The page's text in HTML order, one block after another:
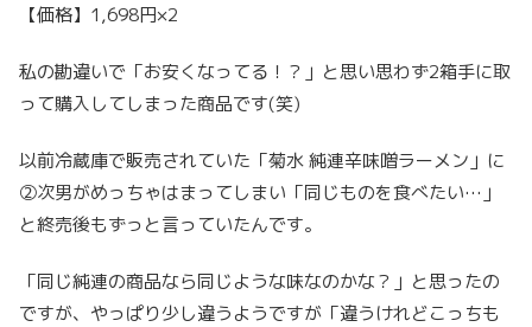
【価格】1,698円×2
私の勘違いで「お安くなってる！？」と思い思わず2箱手に取
って購入してしまった商品です(笑)
以前冷蔵庫で販売されていた「菊水 純連辛味噌ラーメン」に
②次男がめっちゃはまってしまい「同じものを食べたい…」
と終売後もずっと言っていたんです。
「同じ純連の商品なら同じような味なのかな？」と思ったの
ですが、やっぱり少し違うようですが「違うけれどこっちも